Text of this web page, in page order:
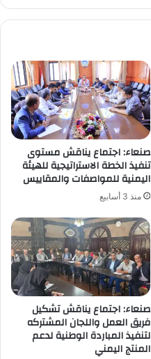
صنعاء: اجتماع يناقش مستوى
تنفيذ الخطة الاستراتيجية للهيئة
اليمنية للمواصفات والمقاييس
منذ 3 أسابيع
صنعاء: اجتماع يناقش تشكيل
فريق العمل واللجان المشتركه
لتنفيذ المباردة الوطنية لدعم
المنتج اليمني